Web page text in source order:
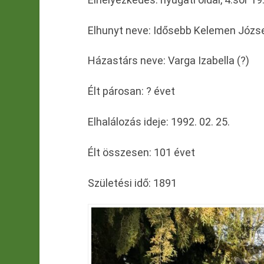
Elhunyt neve: Idősebb Kelemen
Házastárs neve: Varga Izabella (?)
Élt párosan: ? évet
Elhalálozás ideje: 1992. 02. 25.
Élt összesen: 101 évet
Születési idő: 1891